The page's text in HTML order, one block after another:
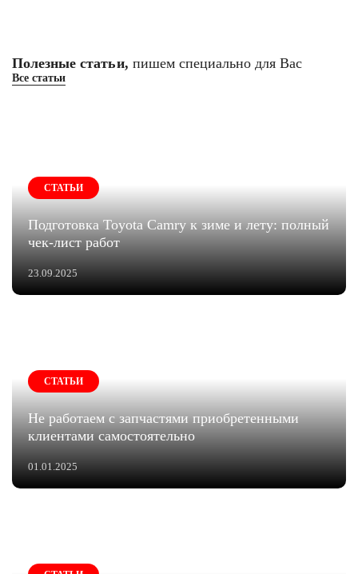
Полезные статьи, пишем специально для Вас
Все статьи
СТАТЬИ
Подготовка Toyota Camry к зиме и лету: полный
чек-лист работ
23.09.2025
СТАТЬИ
Не работаем с запчастями приобретенными
клиентами самостоятельно
01.01.2025